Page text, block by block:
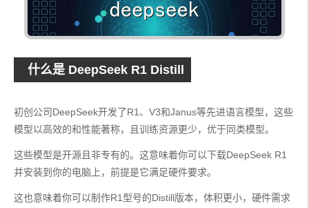
什么是 DeepSeek R1 Distill
初创公司DeepSeek开发了R1、V3和Janus等先进语言模型，这些
模型以高效的和性能著称，且训练资源更少，优于同类模型。
这些模型是开源且非专有的。这意味着你可以下载DeepSeek R1
并安装到你的电脑上，前提是它满足硬件要求。
这也意味着你可以制作R1型号的Distill版本，体积更小，硬件需求